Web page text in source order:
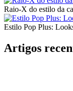
Raio-X do estilo da
Estilo Pop Plus:
Artigos